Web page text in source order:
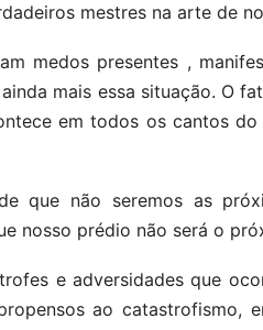
mestres na arte de
medos presentes ,
mais essa situação. O
em todos os cantos do
que não seremos as
nosso prédio não será o
e adversidades que
ao catastrofismo,